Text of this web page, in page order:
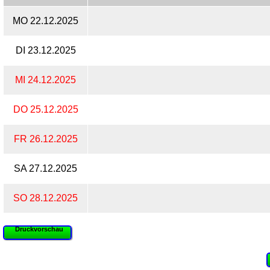
MO 22.12.2025
DI 23.12.2025
MI 24.12.2025
DO 25.12.2025
FR 26.12.2025
SA 27.12.2025
SO 28.12.2025
Druckvorschau